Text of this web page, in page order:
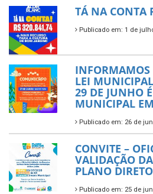
TÁ NA CONTA
Publicado em: 1 de
INFORMAMOS
LEI
29 DE JUNHO
MUNICIPAL
Publicado em: 26 de
CONVITE –
VALIDAÇÃO
PLANO
Publicado em: 25 de